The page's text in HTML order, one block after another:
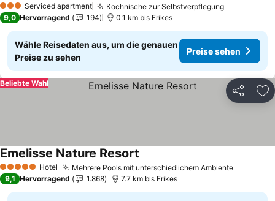
3 SterneServiced apartment Kochnische zur Selbstverpflegung
9,0 Hervorragend 194 0.1 km bis Frikes
Wähle Reisedaten aus, um die genauen
Preise zu sehen
Preise sehen
Teilen
Beliebte Wahl
5 Sterne Hotel Mehrere Pools mit unterschiedlichem Ambiente
Emelisse Nature Resort
9,1 Hervorragend 1.868 7.7 km bis Frikes